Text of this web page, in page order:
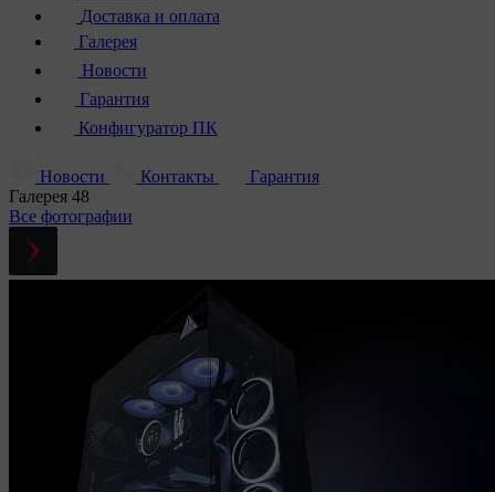
Доставка и оплата
Галерея
Новости
Гарантия
Конфигуратор ПК
Новости Контакты
Гарантия
Галерея 48
Все фотографии